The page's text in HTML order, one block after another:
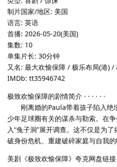
制片国家/地区: 美国
语言: 英语
首播: 2026-05-20(美国)
集数: 10
单集片长: 30分钟
又名: 最大欢愉保障 / 极乐布局(港) /
IMDb: tt35946742
极致欢愉保障的剧情简介 · · · · · ·
刚离婚的Paula带着孩子陷入绝
少年足球圈有关的谋杀与勒索。在
入“兔子洞”展开调查。这不仅是为
破身份危机、重建破碎家庭与自我的
美剧《极致欢愉保障》夸克网盘链接